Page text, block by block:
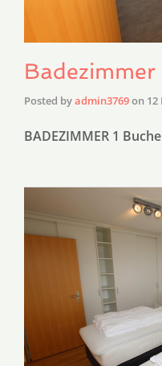
Badezimmer
Posted byadmin3769on 12
BADEZIMMER 1